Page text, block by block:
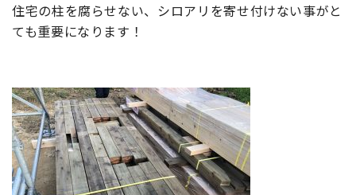
住宅の柱を腐らせない、シロアリを寄せ付けない事がと
ても重要になります！